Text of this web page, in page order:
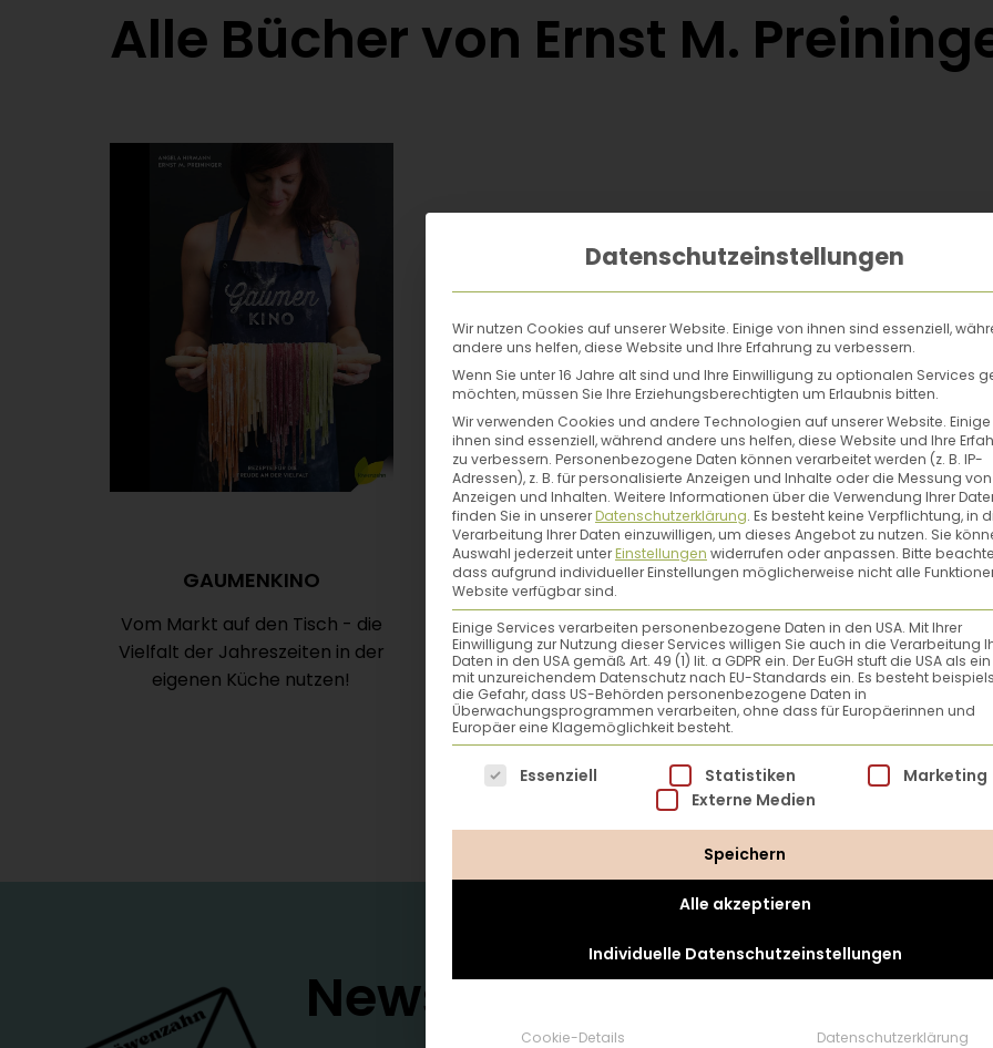
Alle Bücher von Ernst M.
GAUMENKINO
Vom Markt auf den Tisch - die
Vielfalt der Jahreszeiten in der
eigenen Küche nutzen!
Newsletter
Datenschutzeinstellungen
Wir nutzen Cookies auf unserer Website. Einige von ihnen sind essenziell,
andere uns helfen, diese Website und Ihre Erfahrung zu verbessern.
Wenn Sie unter 16 Jahre alt sind und Ihre Einwilligung zu optionalen Services
möchten, müssen Sie Ihre Erziehungsberechtigten um Erlaubnis bitten.
Wir verwenden Cookies und andere Technologien auf unserer Website.
ihnen sind essenziell, während andere uns helfen, diese Website und Ihre
zu verbessern. Personenbezogene Daten können verarbeitet werden (z. B. IP-
Adressen), z. B. für personalisierte Anzeigen und Inhalte oder die Messung von
Anzeigen und Inhalten. Weitere Informationen über die Verwendung Ihrer
finden Sie in unsererDatenschutzerklärung. Es besteht keine Verpflichtung, in
Verarbeitung Ihrer Daten einzuwilligen, um dieses Angebot zu nutzen. Sie
Auswahl jederzeit unterEinstellungen widerrufen oder anpassen. Bitte
dass aufgrund individueller Einstellungen möglicherweise nicht alle
Website verfügbar sind.
Einige Services verarbeiten personenbezogene Daten in den USA. Mit Ihrer
Einwilligung zur Nutzung dieser Services willigen Sie auch in die Verarbeitung
Daten in den USA gemäß Art. 49 (1) lit. a GDPR ein. Der EuGH stuft die USA als
mit unzureichendem Datenschutz nach EU-Standards ein. Es besteht
die Gefahr, dass US-Behörden personenbezogene Daten in
Überwachungsprogrammen verarbeiten, ohne dass für Europäerinnen und
Europäer eine Klagemöglichkeit besteht.
Es folgt eine Liste der Service-Gruppen, für die eine
Essenziell Statistiken
Marketing
Externe Medien
Speichern
Alle akzeptieren
Individuelle Datenschutzeinstellungen
Cookie-Details Datenschutzerklärung